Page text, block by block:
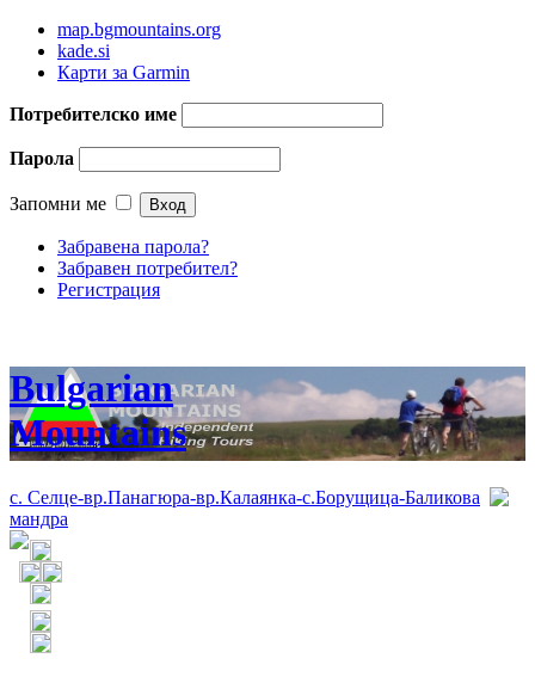
map.bgmountains.org
kade.si
Карти за Garmin
Потребителско име
Парола
Запомни ме
Забравена парола?
Забравен потребител?
Регистрация
Bulgarian
Mountains
с. Селце-вр.Панагюра-вр.Калаянка-с.Борущица-Баликова
мандра